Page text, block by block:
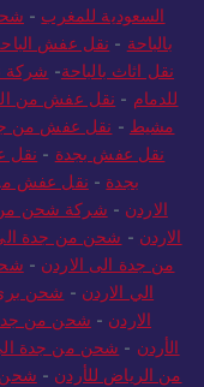
السعودية لتركيا- شركة
السعودية للمغرب
-
بالباحة- نقل عفش
نقل اثاث بالباحة-
للدمام - نقل عفش من
مشيط- نقل عفش من
نقل عفش بجدة-نقل
بجدة-نقل عفش من
الاردن -شركة شحن من
الاردن-شحن من جدة الى
من جدة الى الاردن-
الي الاردن- شحن
الاردن-شحن من جدة
الأردن -شحن من جدة